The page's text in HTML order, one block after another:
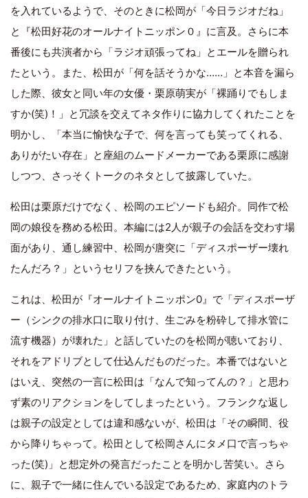
を入れているようで、そのときに松岡が「今日ラジオだね」
と『松田好花のオールナイトニッポン０』に言及。さらに本
番後にも共演者から「ラジオ頑張ってね」とエールを贈られ
たという。また、松田が「何を話そうかな……」と本音を漏ら
した際、彼女と同い年の女優・栗原萌実が「裸踊りでもしま
すか(笑)！」と冗談を交えてネタ作りに協力してくれたことを
明かし、「本当に愉快な子で、何を言っても笑ってくれる、
ありがたい存在」と座組のムードメーカーである栗原に感謝
しつつ、さっそくトークのネタとして披露していた。
松田は栗原だけでなく、松岡のエピソードも紹介。同作で松
岡の娘役を務める松田。本編には2人が親子の会話を交わす場
面があり、通し練習中、松岡が唐突に「ディスポーザー壊れ
たんだろ？」というセリフを挟んできたという。
これは、松田が『オールナイトニッポン0』で「ディスポーザ
ー（シンクの排水口に取り付け、生ごみを粉砕して排水管に
流す機器）が壊れた」と話していたのを松岡が聴いており、
それをアドリブとして仕込んだものだった。本番ではないと
はいえ、突然の一言に松田は「なんで知ってんの？」と思わ
ず素のリアクションをしてしまったという。フランクな返し
は親子の設定としては違和感ないが、松田は「その瞬間、役
から降りちゃって。松田として松岡さんにタメ口で言っちゃ
った(笑)」と想定外の発言だったことを明かし苦笑い。さら
に、親子で一緒に住んでいる設定であるため、家庭内のトラ